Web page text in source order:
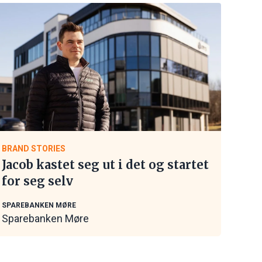
BRAND STORIES
Jacob kastet seg ut i det og startet
for seg selv
SPAREBANKEN MØRE
Sparebanken Møre